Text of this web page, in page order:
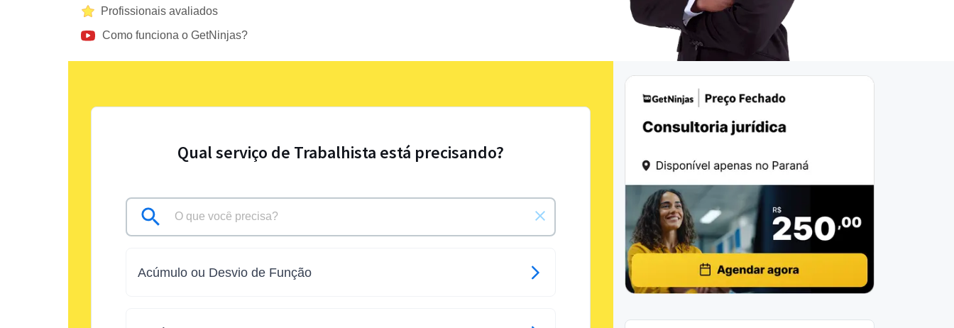
Profissionais avaliados
Como funciona o GetNinjas?
Qual serviço de Trabalhista está precisando?
Acúmulo ou Desvio de Função